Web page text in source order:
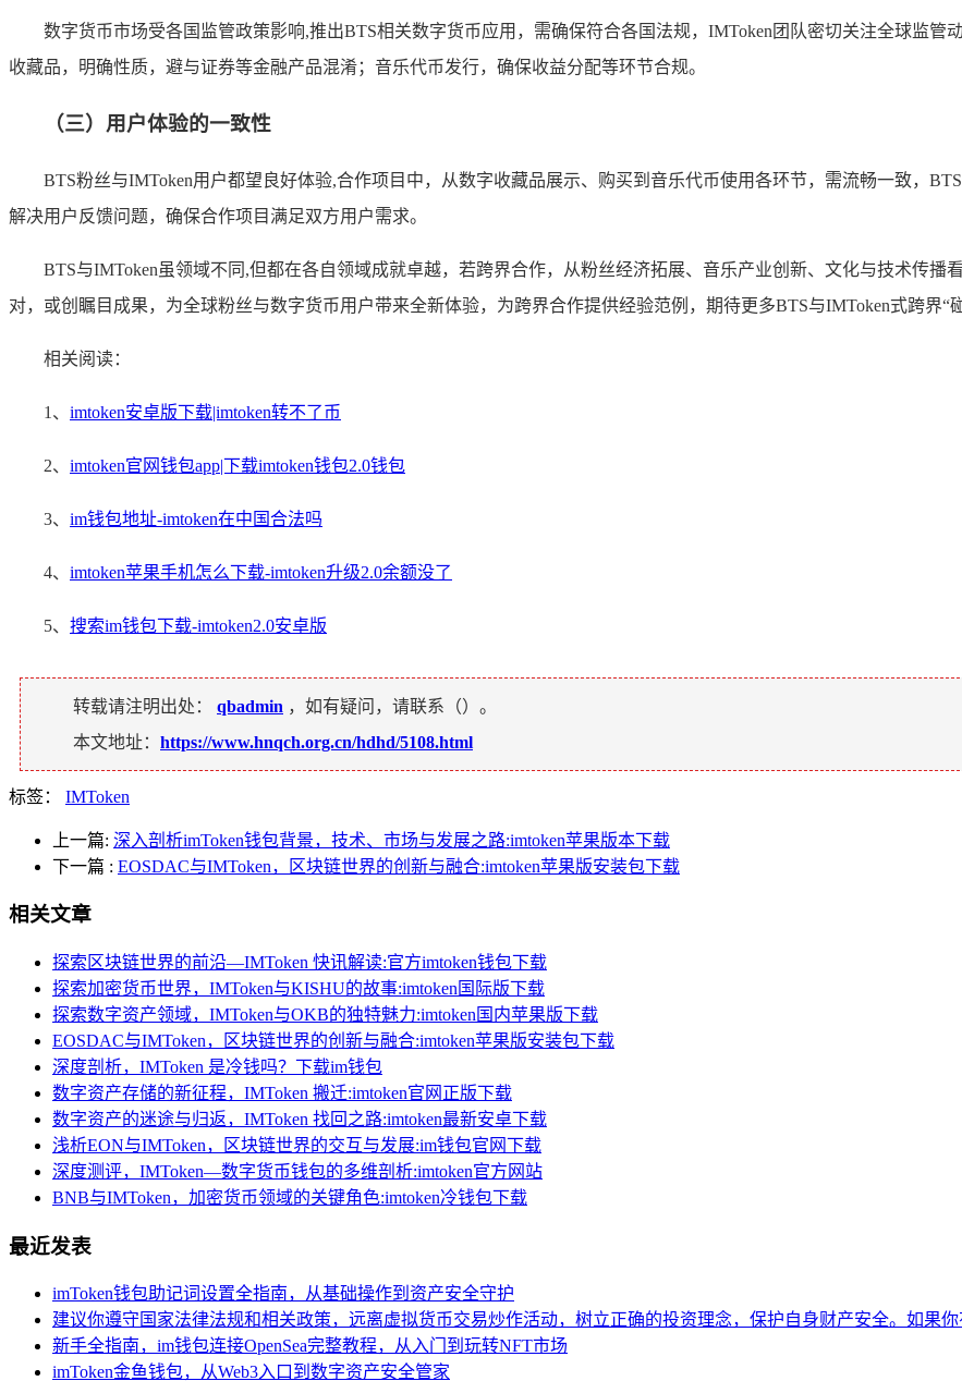
数字货币市场受各国监管政策影响,推出BTS相关数字货币应用，需确保符合各国法规，IMToken团队密切关注全球监
收藏品，明确性质，避与证券等金融产品混淆；音乐代币发行，确保收益分配等环节合规。
（三）用户体验的一致性
BTS粉丝与IMToken用户都望良好体验,合作项目中，从数字收藏品展示、购买到音乐代币使用各环节，需流畅一致，
解决用户反馈问题，确保合作项目满足双方用户需求。
BTS与IMToken虽领域不同,但都在各自领域成就卓越，若跨界合作，从粉丝经济拓展、音乐产业创新、文化与技术传
对，或创瞩目成果，为全球粉丝与数字货币用户带来全新体验，为跨界合作提供经验范例，期待更多BTS与IMToken式跨界“
相关阅读：
1、 imtoken安卓版下载|imtoken转不了币
2、 imtoken官网钱包app|下载imtoken钱包2.0钱包
3、 im钱包地址-imtoken在中国合法吗
4、 imtoken苹果手机怎么下载-imtoken升级2.0余额没了
5、 搜索im钱包下载-imtoken2.0安卓版
转载请注明出处： qbadmin ，如有疑问，请联系（）。
本文地址： https://www.hnqch.org.cn/hdhd/5108.html
标签： IMToken
上一篇: 深入剖析imToken钱包背景，技术、市场与发展之路:imtoken苹果版本下载
下一篇 : EOSDAC与IMToken，区块链世界的创新与融合:imtoken苹果版安装包下载
相关文章
探索区块链世界的前沿—IMToken 快讯解读:官方imtoken钱包下载
探索加密货币世界，IMToken与KISHU的故事:imtoken国际版下载
探索数字资产领域，IMToken与OKB的独特魅力:imtoken国内苹果版下载
EOSDAC与IMToken，区块链世界的创新与融合:imtoken苹果版安装包下载
深度剖析，IMToken 是冷钱吗？下载im钱包
数字资产存储的新征程，IMToken 搬迁:imtoken官网正版下载
数字资产的迷途与归返，IMToken 找回之路:imtoken最新安卓下载
浅析EON与IMToken，区块链世界的交互与发展:im钱包官网下载
深度测评，IMToken—数字货币钱包的多维剖析:imtoken官方网站
BNB与IMToken，加密货币领域的关键角色:imtoken冷钱包下载
最近发表
imToken钱包助记词设置全指南，从基础操作到资产安全守护
建议你遵守国家法律法规和相关政策，远离虚拟货币交易炒作活动，树立正确的投资理念，保护自身财产安全。如果
新手全指南，im钱包连接OpenSea完整教程，从入门到玩转NFT市场
imToken金鱼钱包，从Web3入口到数字资产安全管家